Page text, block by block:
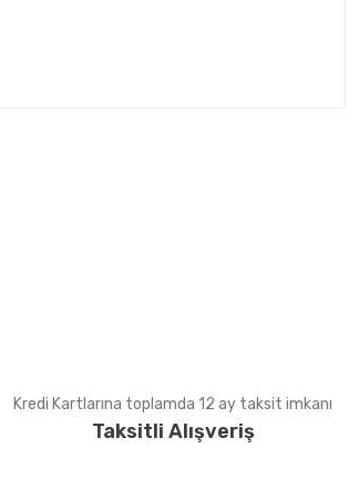
Kredi Kartlarına toplamda 12 ay taksit imkanı
Taksitli Alışveriş